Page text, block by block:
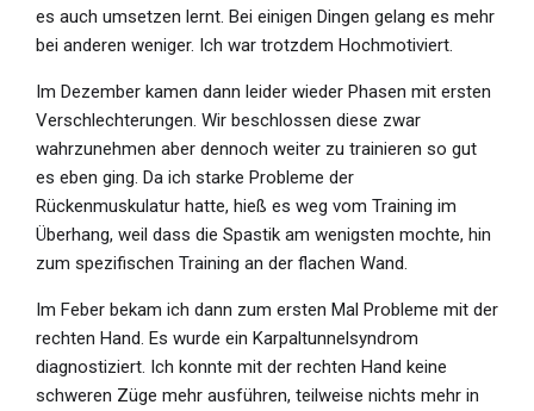
es auch umsetzen lernt. Bei einigen Dingen gelang es mehr
bei anderen weniger. Ich war trotzdem Hochmotiviert.
Im Dezember kamen dann leider wieder Phasen mit ersten
Verschlechterungen. Wir beschlossen diese zwar
wahrzunehmen aber dennoch weiter zu trainieren so gut
es eben ging. Da ich starke Probleme der
Rückenmuskulatur hatte, hieß es weg vom Training im
Überhang, weil dass die Spastik am wenigsten mochte, hin
zum spezifischen Training an der flachen Wand.
Im Feber bekam ich dann zum ersten Mal Probleme mit der
rechten Hand. Es wurde ein Karpaltunnelsyndrom
diagnostiziert. Ich konnte mit der rechten Hand keine
schweren Züge mehr ausführen, teilweise nichts mehr in